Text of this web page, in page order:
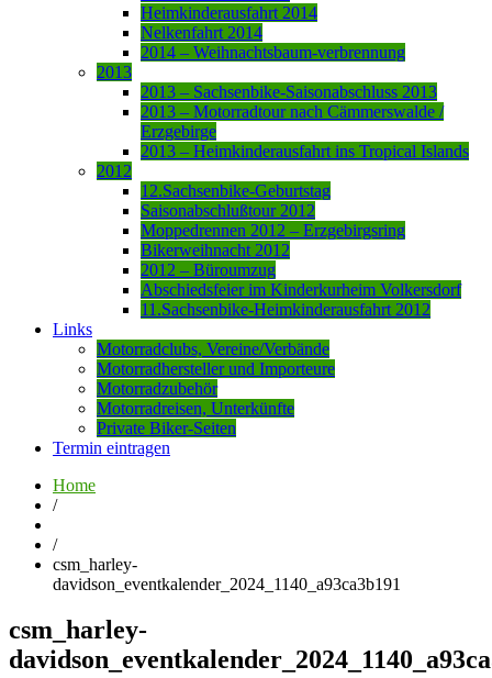
Heimkinderausfahrt 2014
Nelkenfahrt 2014
2014 – Weihnachtsbaum-verbrennung
2013
2013 – Sachsenbike-Saisonabschluss 2013
2013 – Motorradtour nach Cämmerswalde /
Erzgebirge
2013 – Heimkinderausfahrt ins Tropical Islands
2012
12.Sachsenbike-Geburtstag
Saisonabschlußtour 2012
Moppedrennen 2012 – Erzgebirgsring
Bikerweihnacht 2012
2012 – Büroumzug
Abschiedsfeier im Kinderkurheim Volkersdorf
11.Sachsenbike-Heimkinderausfahrt 2012
Links
Motorradclubs, Vereine/Verbände
Motorradhersteller und Importeure
Motorradzubehör
Motorradreisen, Unterkünfte
Private Biker-Seiten
Termin eintragen
Home
/
/
csm_harley-
davidson_eventkalender_2024_1140_a93ca3b191
csm_harley-